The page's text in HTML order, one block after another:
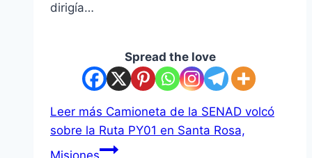
dirigía…
Spread the love
Leer más Camioneta de la SENAD volcó
sobre la Ruta PY01 en Santa Rosa,